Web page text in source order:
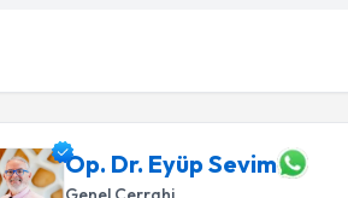
Op. Dr. Eyüp Sevim